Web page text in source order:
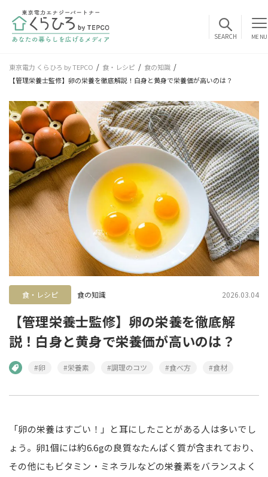
MENU
東京電力 くらひろ by TEPCO 食・レシピ
食の知識
【管理栄養士監修】卵の栄養を徹底解説！白身と黄身で栄養価が高いのは？
2026.03.04
食・レシピ 食の知識
【管理栄養士監修】卵の栄養を徹底解
説！白身と黄身で栄養価が高いのは？
#卵 #栄養素 #調理のコツ #食べ方 #食材
「卵の栄養はすごい！」と耳にしたことがある人は多いでし
ょう。卵1個には約6.6gの良質なたんぱく質が含まれており、
その他にもビタミン・ミネラルなどの栄養素をバランスよく